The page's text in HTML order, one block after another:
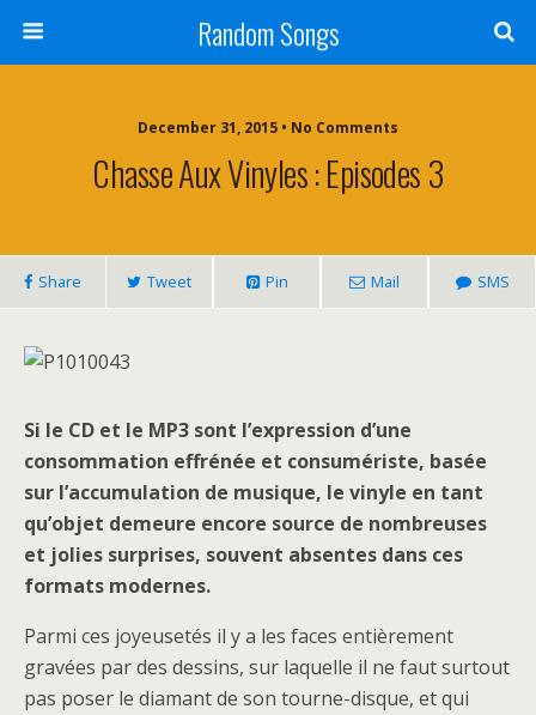
Random Songs
December 31, 2015 • No Comments
Chasse Aux Vinyles : Episodes 3
Share Tweet Pin Mail SMS
Si le CD et le MP3 sont l’expression d’une
consommation effrénée et consumériste, basée
sur l’accumulation de musique, le vinyle en tant
qu’objet demeure encore source de nombreuses
et jolies surprises, souvent absentes dans ces
formats modernes.
Parmi ces joyeusetés il y a les faces entièrement
gravées par des dessins, sur laquelle il ne faut surtout
pas poser le diamant de son tourne-disque, et qui